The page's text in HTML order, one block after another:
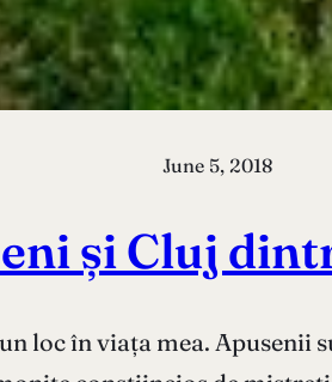
June 5, 2018
și Cluj
loc în viața mea. Apusenii